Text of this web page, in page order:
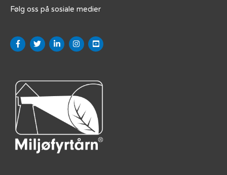
Følg oss på sosiale medier